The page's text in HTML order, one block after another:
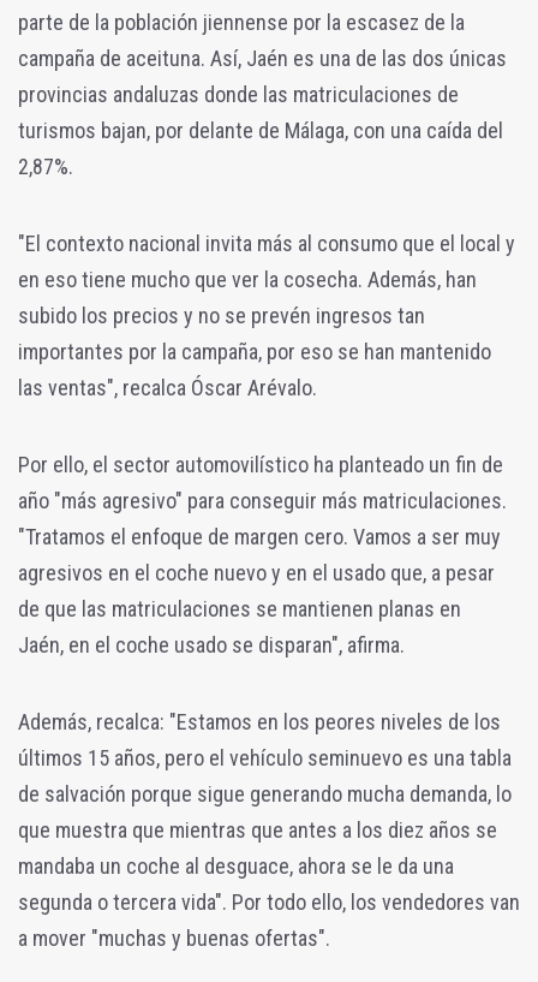
parte de la población jiennense por la escasez de la
campaña de aceituna. Así, Jaén es una de las dos únicas
provincias andaluzas donde las matriculaciones de
turismos bajan, por delante de Málaga, con una caída del
2,87%.
"El contexto nacional invita más al consumo que el local y
en eso tiene mucho que ver la cosecha. Además, han
subido los precios y no se prevén ingresos tan
importantes por la campaña, por eso se han mantenido
las ventas", recalca Óscar Arévalo.
Por ello, el sector automovilístico ha planteado un fin de
año "más agresivo" para conseguir más matriculaciones.
"Tratamos el enfoque de margen cero. Vamos a ser muy
agresivos en el coche nuevo y en el usado que, a pesar
de que las matriculaciones se mantienen planas en
Jaén, en el coche usado se disparan", afirma.
Además, recalca: "Estamos en los peores niveles de los
últimos 15 años, pero el vehículo seminuevo es una tabla
de salvación porque sigue generando mucha demanda, lo
que muestra que mientras que antes a los diez años se
mandaba un coche al desguace, ahora se le da una
segunda o tercera vida". Por todo ello, los vendedores van
a mover "muchas y buenas ofertas".